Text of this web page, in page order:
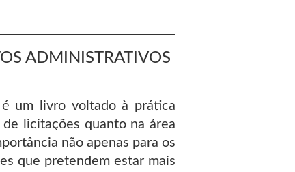
ADMINISTRATIVOS
um livro voltado à prática
licitações quanto na área
não apenas para os
que pretendem estar mais